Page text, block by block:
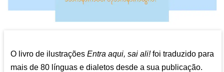
O livro de ilustraçõesEntra aqui, sai ali!foi traduzido para
mais de 80 línguas e dialetos desde a sua publicação.